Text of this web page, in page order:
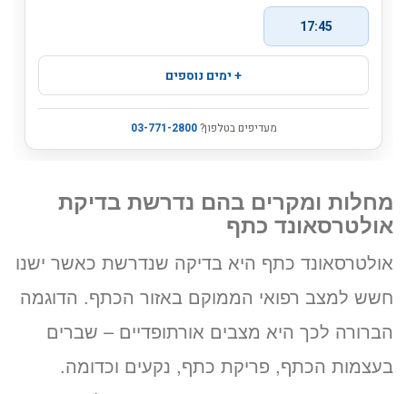
מחלות ומקרים בהם נדרשת בדיקת
אולטרסאונד כתף
אולטרסאונד כתף היא בדיקה שנדרשת כאשר ישנו
חשש למצב רפואי הממוקם באזור הכתף. הדוגמה
הברורה לכך היא מצבים אורתופדיים – שברים
בעצמות הכתף, פריקת כתף, נקעים וכדומה.